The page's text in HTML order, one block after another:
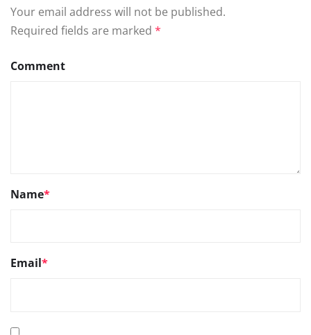
Your email address will not be published.
Required fields are marked *
Comment
Name*
Email*